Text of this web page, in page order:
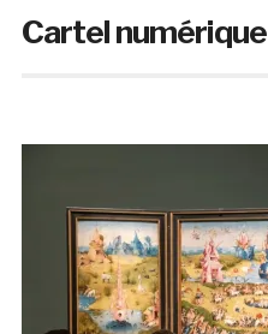
Cartel numérique